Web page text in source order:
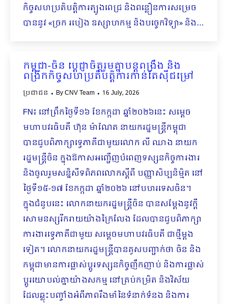
កិច្ចសហប្រតិបត្តិការត្បូងពេជ្រ និងពន្លឿនការសម្រេច
បាននូវ «ច្រក របៀង ឧស្សាហកម្ម និងបច្ចេកវិទ្យា» និង…
កម្ពុជា-ចិន ប្ដេជ្ញាចិត្តរួមគ្នាបន្តពង្រឹង និង
ពង្រីកកិច្ចសហប្រតិបត្តិការកាន់តែស៊ីជម្រៅ
ប្រជាជន ByCNV Team 16 July, 2026
FN៖ នៅព្រឹកថ្ងៃទី១៦ ខែកក្កដា ឆ្នាំ២០២៦នេះ សម្តេច
មហាបវរធិបតី ហ៊ុន ម៉ាណែត នាយករដ្ឋមន្ត្រីកម្ពុជា
បានជួបពិភាក្សាទ្វេភាគីជាមួយលោក លី ឈាង នាយក
រដ្ឋមន្ត្រីចិន ក្នុងឱកាសអញ្ជើញបំពេញទស្សនកិច្ចការងារ
និងចូលរួមសន្និសីទពិភពលោកស្តីពី បញ្ញាសិប្បនិម្មិត នៅ
ថ្ងៃទី១៥-១៧ ខែកក្កដា ឆ្នាំ២០២៦ នៅបហរទេសចិន។
ក្នុងជំនួបនេះ លោកនាយករដ្ឋមន្ត្រីចិន បានសម្តែងនូវក្តី
សោមនស្សរីករាយយ៉ាងក្រៃលែង ដែលបានជួបពិភាក្សា
ការងារទ្វេភាគីជាមួយ សម្តេចមហាបវរធិបតី ជាថ្មីម្តង
ទៀត។ លោកនាយករដ្ឋមន្ត្រីបានគូសបញ្ជាក់ថា ចិន និង
កម្ពុជាមានការផ្លាស់ប្តូរទស្សនកិច្ចញឹកញាប់ និងការផ្លាស់
ប្តូរយោបល់គ្នាយ៉ាងសកម្ម នៅគ្រប់កម្រិត និងវិស័យ
ដែលឆ្លុះបញ្ចាំងអំពីភាពរឹងមាំនៃទំនាក់ទំនង និងការ